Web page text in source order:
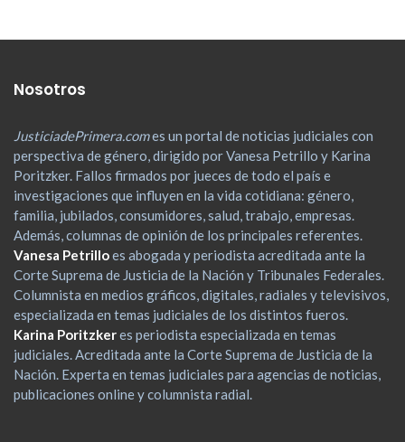
Nosotros
JusticiadePrimera.comes un portal de noticias judiciales con
perspectiva de género, dirigido por Vanesa Petrillo y Karina
Poritzker. Fallos firmados por jueces de todo el país e
investigaciones que influyen en la vida cotidiana: género,
familia, jubilados, consumidores, salud, trabajo, empresas.
Además, columnas de opinión de los principales referentes.
Vanesa Petrilloes abogada y periodista acreditada ante la
Corte Suprema de Justicia de la Nación y Tribunales Federales.
Columnista en medios gráficos, digitales, radiales y televisivos,
especializada en temas judiciales de los distintos fueros.
Karina Poritzkeres periodista especializada en temas
judiciales. Acreditada ante la Corte Suprema de Justicia de la
Nación. Experta en temas judiciales para agencias de noticias,
publicaciones online y columnista radial.